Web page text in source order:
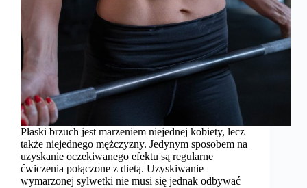
Płaski brzuch jest marzeniem niejednej kobiety, lecz
także niejednego mężczyzny. Jedynym sposobem na
uzyskanie oczekiwanego efektu są regularne
ćwiczenia połączone z dietą. Uzyskiwanie
wymarzonej sylwetki nie musi się jednak odbywać